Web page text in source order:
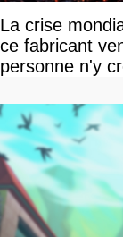
La crise
ce fabricant
personne n'y